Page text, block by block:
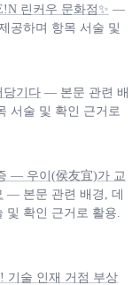
린커우 문화점✨ —
공하며 항목 서술 및
당기다 — 본문 관련 배
서술 및 확인 근거로
— 우이(侯友宜)가 교
— 본문 관련 배경, 데
확인 근거로 활용.
기술 인재 거점 부상